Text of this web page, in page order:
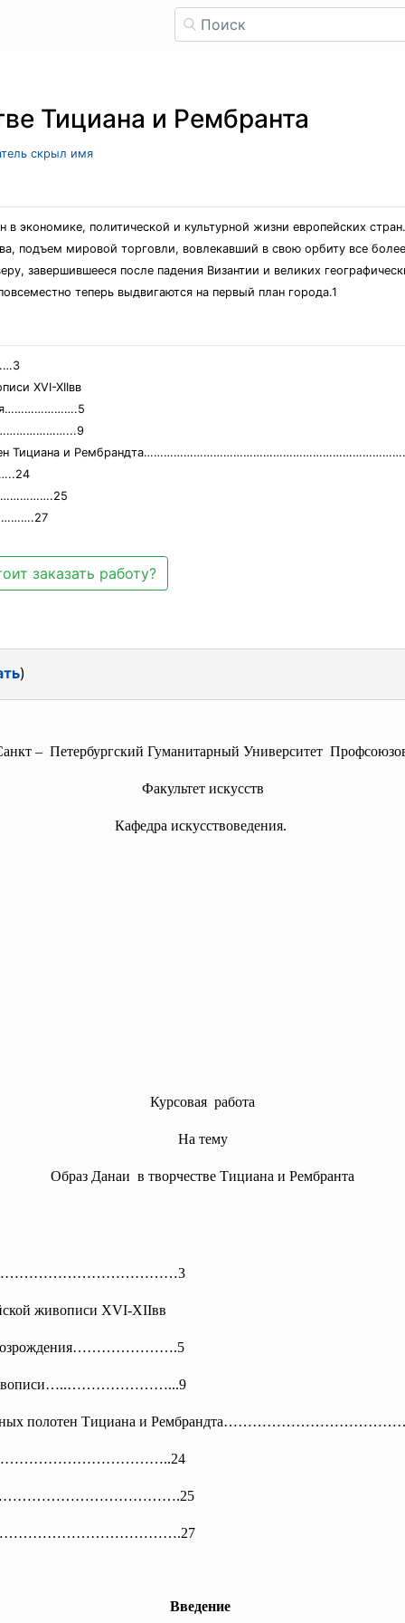
Тициана и Рембранта
скрыл имя
экономике, политической и культурной жизни европейских
подъем мировой торговли, вовлекавший в свою орбиту все
завершившееся после падения Византии и великих
теперь выдвигаются на первый план города.1
XVI-XIIвв
Тициана и
заказать работу?
)
– Петербургский Гуманитарный Университет
Факультет искусств
Кафедра искусствоведения.
Курсовая работа
На тему
Образ Данаи в творчестве Тициана и Рембранта
………………………3
живописи XVI-XIIвв
Возрождения………………….5
живописи…..…………………...9
полотен Тициана и
………………………..24
……….27
Введение